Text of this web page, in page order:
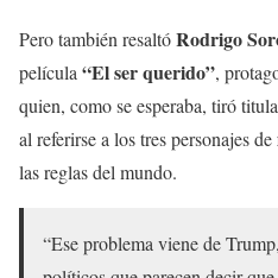
Pero también resaltóRodrigo
película “El ser querido”,
quien, como se esperaba, tiró
al referirse a los tres personajes de
las reglas del mundo.
“Ese problema viene de